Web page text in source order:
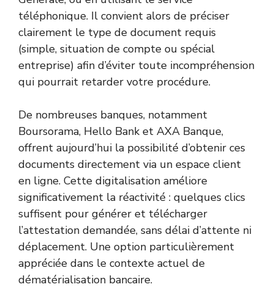
téléphonique. Il convient alors de préciser
clairement le type de document requis
(simple, situation de compte ou spécial
entreprise) afin d’éviter toute incompréhension
qui pourrait retarder votre procédure.
De nombreuses banques, notamment
Boursorama, Hello Bank et AXA Banque,
offrent aujourd’hui la possibilité d’obtenir ces
documents directement via un espace client
en ligne. Cette digitalisation améliore
significativement la réactivité : quelques clics
suffisent pour générer et télécharger
l’attestation demandée, sans délai d’attente ni
déplacement. Une option particulièrement
appréciée dans le contexte actuel de
dématérialisation bancaire.